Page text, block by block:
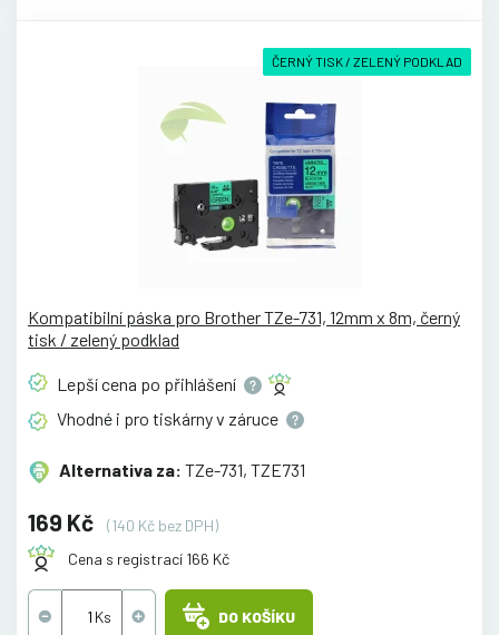
ČERNÝ TISK / ZELENÝ PODKLAD
Kompatibilní páska pro Brother TZe-731, 12mm x 8m, černý
tisk / zelený podklad
Lepší cena po přihlášení
Vhodné i pro tiskárny v záruce
Alternativa za: TZe-731, TZE731
169 Kč
(140 Kč bez DPH)
Cena s registrací 166 Kč
DO KOŠÍKU